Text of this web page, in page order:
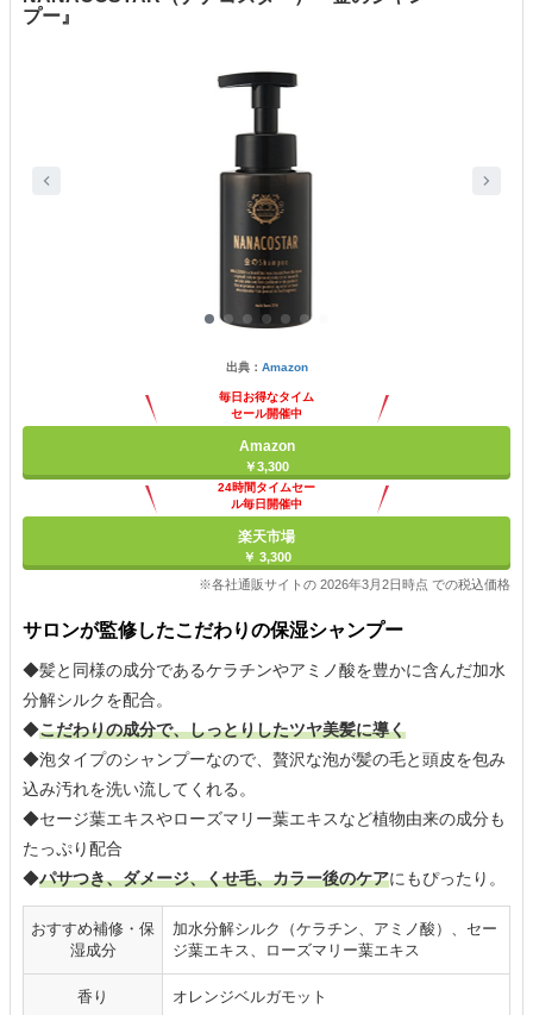
プー』
出典： Amazon
毎日お得なタイム
セール開催中
Amazon
￥3,300
24時間タイムセー
ル毎日開催中
楽天市場
￥ 3,300
※各社通販サイトの 2026年3月2日時点 での税込価格
サロンが監修したこだわりの保湿シャンプー
◆髪と同様の成分であるケラチンやアミノ酸を豊かに含んだ加水
分解シルクを配合。
◆こだわりの成分で、しっとりしたツヤ美髪に導く
◆泡タイプのシャンプーなので、贅沢な泡が髪の毛と頭皮を包み
込み汚れを洗い流してくれる。
◆セージ葉エキスやローズマリー葉エキスなど植物由来の成分も
たっぷり配合
◆パサつき、ダメージ、くせ毛、カラー後のケアにもぴったり。
おすすめ補修・保
湿成分
加水分解シルク（ケラチン、アミノ酸）、セー
ジ葉エキス、ローズマリー葉エキス
香り オレンジベルガモット